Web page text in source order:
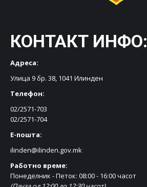
КОНТАКТ ИНФО:
Адреса:
Улица 9 бр. 38, 1041 Илинден
Телефон:
02/2571-703
02/2571-704
Е-пошта:
ilinden@ilinden.gov.mk
Работно време:
Понеделник - Петок: 08:00 - 16:00 часот